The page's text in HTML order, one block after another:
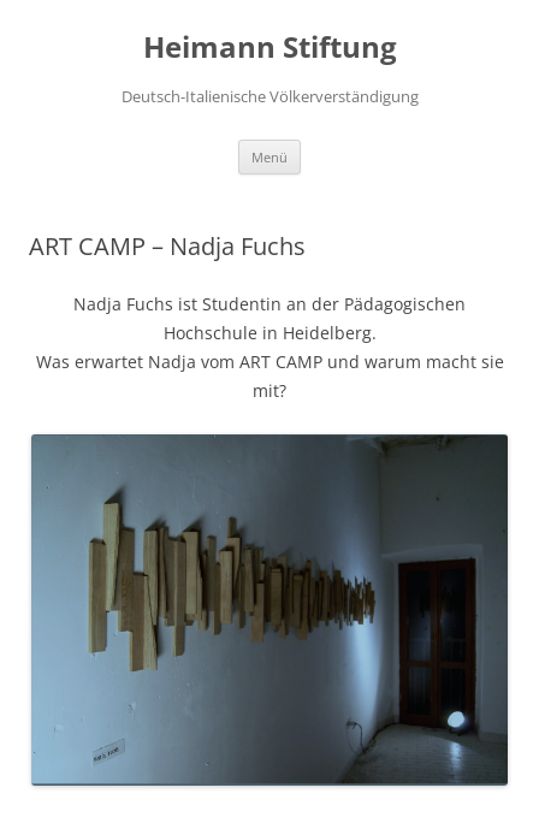
Heimann Stiftung
Deutsch-Italienische Völkerverständigung
Menü
ART CAMP – Nadja Fuchs
Nadja Fuchs ist Studentin an der Pädagogischen
Hochschule in Heidelberg.
Was erwartet Nadja vom ART CAMP und warum macht sie
mit?